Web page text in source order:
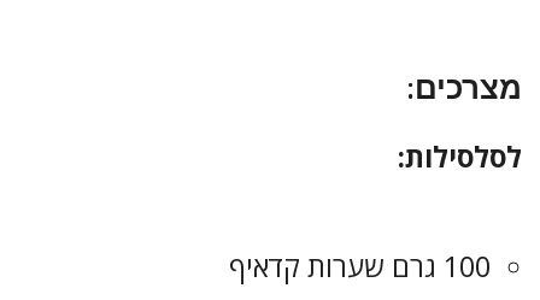
מצרכים:
לסלסילות:
100 גרם שערות קדאיף